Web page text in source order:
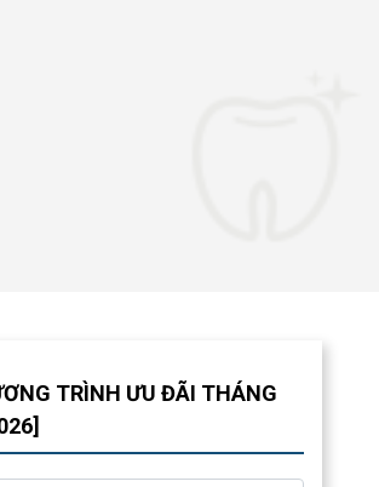
TRÌNH ƯU ĐÃI THÁNG